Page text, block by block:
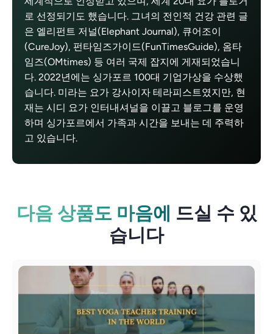
로 선정되기도 했습니다. 그녀의 전인적 건강 관련 글
은 엘리펀트 저널(Elephant Journal), 큐어조이
(CureJoy), 펀타임즈가이드(FunTimesGuide), 옴타
임즈(OMtimes) 등 여러 국제 잡지에 게재되었습니
다. 2022년에는 싱가포르 100대 기업가상을 수상했
습니다. 미라는 요가 강사이자 테라피스트였지만, 현
재는 시디 요가 인터내셔널을 이끌고 블로그를 운영
하며 싱가포르에서 가족과 시간을 보내는 데 주력하
고 있습니다.
다음 상품도 마음에 드실 수 있
습니다